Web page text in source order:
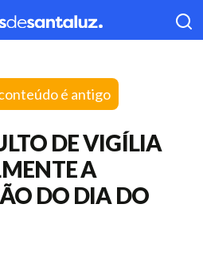
é antigo
DE VIGÍLIA
A
DO DIA DO